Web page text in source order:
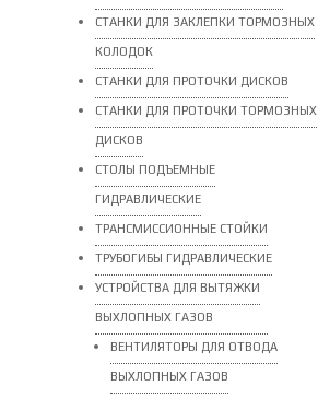
СТАНКИ ДЛЯ ЗАКЛЕПКИ ТОРМОЗНЫХ
КОЛОДОК
СТАНКИ ДЛЯ ПРОТОЧКИ ДИСКОВ
СТАНКИ ДЛЯ ПРОТОЧКИ ТОРМОЗНЫХ
ДИСКОВ
СТОЛЫ ПОДЪЕМНЫЕ
ГИДРАВЛИЧЕСКИЕ
ТРАНСМИССИОННЫЕ СТОЙКИ
ТРУБОГИБЫ ГИДРАВЛИЧЕСКИЕ
УСТРОЙСТВА ДЛЯ ВЫТЯЖКИ
ВЫХЛОПНЫХ ГАЗОВ
ВЕНТИЛЯТОРЫ ДЛЯ ОТВОДА
ВЫХЛОПНЫХ ГАЗОВ